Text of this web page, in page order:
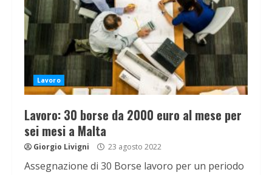
Lavoro
Lavoro: 30 borse da 2000 euro al mese per
sei mesi a Malta
Giorgio Livigni 23 agosto 2022
Assegnazione di 30 Borse lavoro per un periodo